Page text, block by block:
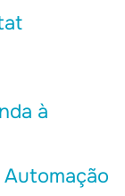
à